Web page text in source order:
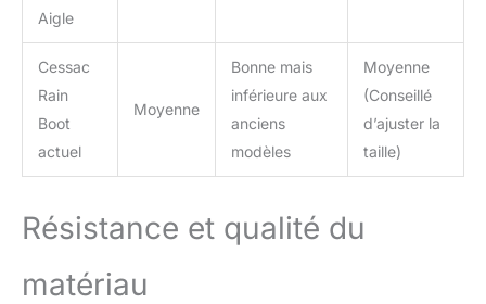
Aigle
Cessac
Rain
Boot
actuel
Moyenne
Bonne mais
inférieure aux
anciens
modèles
Moyenne
(Conseillé
d’ajuster la
taille)
Résistance et qualité du
matériau